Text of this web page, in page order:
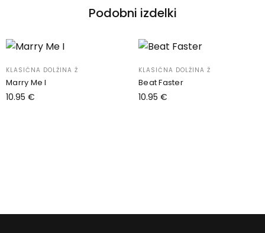
Podobni izdelki
KLASIČNA DOLŽINA Ž
Marry Me I
10.95 €
KLASIČNA DOLŽINA Ž
Beat Faster
10.95 €